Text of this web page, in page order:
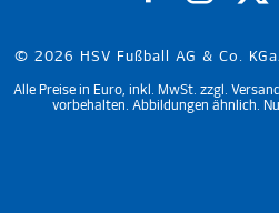
© 2026 HSV Fußball AG & Co.
Alle Preise in Euro, inkl. MwSt. zzgl.
vorbehalten. Abbildungen ähnlich.